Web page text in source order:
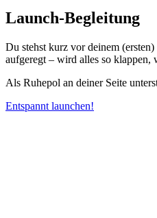
Launch-Begleitung
Du stehst kurz vor deinem
aufgeregt – wird alles so klappen,
Als Ruhepol an deiner Seite
Entspannt launchen!